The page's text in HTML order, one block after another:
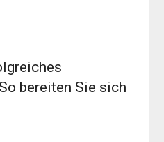
bereiten Sie sich